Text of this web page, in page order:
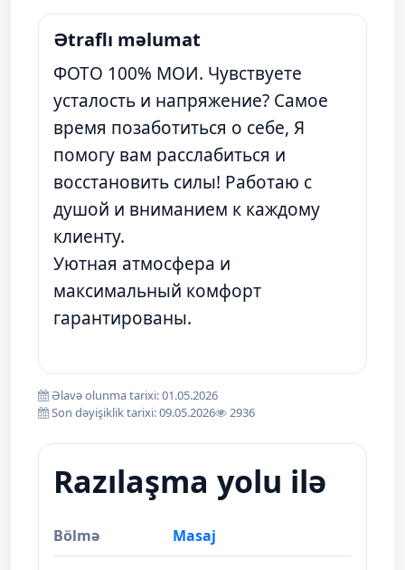
Ətraflı məlumat
ФОТО 100% МОИ. Чувствуете
усталость и напряжение? Самое
время позаботиться о себе, Я
помогу вам расслабиться и
восстановить силы! Работаю с
душой и вниманием к каждому
клиенту.
Уютная атмосфера и
максимальный комфорт
гарантированы.
Əlavə olunma tarixi: 01.05.2026
Son dəyişiklik tarixi: 09.05.2026
2936
Razılaşma yolu ilə
Bölmə Masaj